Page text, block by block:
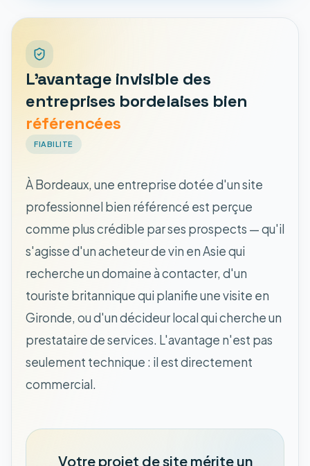
L'avantage invisible des
entreprises bordelaises bien
référencées
FIABILITE
À Bordeaux, une entreprise dotée d'un site
professionnel bien référencé est perçue
comme plus crédible par ses prospects — qu'il
s'agisse d'un acheteur de vin en Asie qui
recherche un domaine à contacter, d'un
touriste britannique qui planifie une visite en
Gironde, ou d'un décideur local qui cherche un
prestataire de services. L'avantage n'est pas
seulement technique : il est directement
commercial.
Votre projet de site mérite un